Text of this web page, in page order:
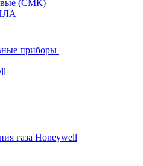
(СМК)
приборы
газа Honeywell